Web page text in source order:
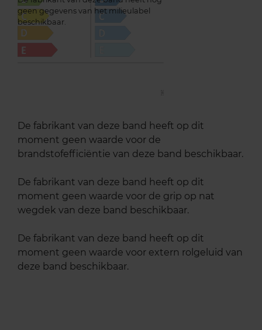
geen gegevens van het milieulabel
beschikbaar.
De fabrikant van deze band heeft op dit
moment geen waarde voor de
brandstofefficiëntie van deze band beschikbaar.
De fabrikant van deze band heeft op dit
moment geen waarde voor de grip op nat
wegdek van deze band beschikbaar.
De fabrikant van deze band heeft op dit
moment geen waarde voor extern rolgeluid van
deze band beschikbaar.